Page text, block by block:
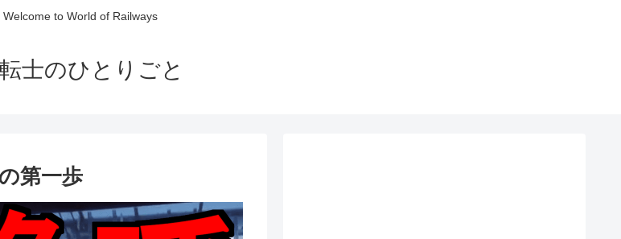
Welcome to World of Railways
士のひとりごと
第一歩